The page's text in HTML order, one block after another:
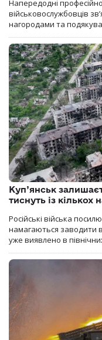
Напередодні
військовослужбовців
нагородами та
Куп’янськ
тиснуть із кількох
Російські війська
намагаються заводити в
уже виявлено в